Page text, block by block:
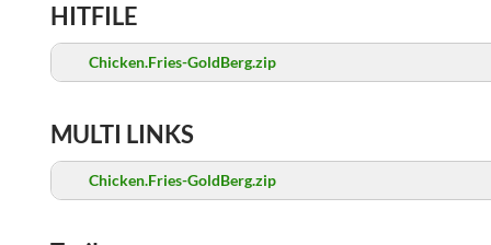
HITFILE
Chicken.Fries-GoldBerg.zip
MULTI LINKS
Chicken.Fries-GoldBerg.zip